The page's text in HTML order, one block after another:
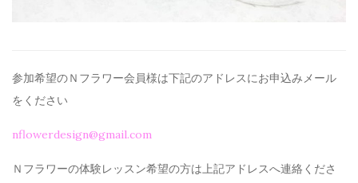
参加希望のＮフラワー会員様は下記のアドレスにお申込みメール
を ください
nflowerdesign@gmail.com
Ｎフラワーの体験レッスン希望の方は上記アドレスへ連絡くださ